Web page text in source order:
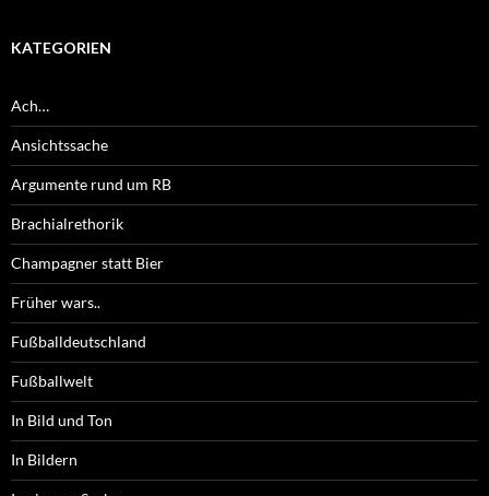
KATEGORIEN
Ach…
Ansichtssache
Argumente rund um RB
Brachialrethorik
Champagner statt Bier
Früher wars..
Fußballdeutschland
Fußballwelt
In Bild und Ton
In Bildern